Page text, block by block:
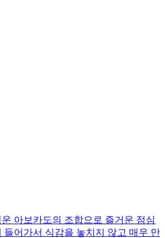
아보카도의 조합으로 즐거운 점심
들어가서 식감을 놓치지 않고 매우 만